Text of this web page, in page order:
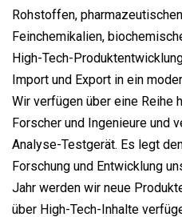
Rohstoffen,
Feinchemikalien,
High-Tech-
Import und Export in ein
Wir verfügen über eine Reihe
Forscher und Ingenieure und
Analyse-Testgerät. Es legt
Forschung und Entwicklung
Jahr werden wir neue
über High-Tech-Inhalte